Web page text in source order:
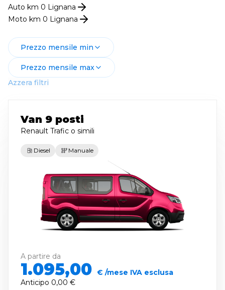
Auto km 0 Lignana
Moto km 0 Lignana
Prezzo mensile min
Prezzo mensile max
Azzera filtri
Van 9 posti
Renault Trafic o simili
Diesel Manuale
A partire da
1.095,00 € /mese IVA esclusa
Anticipo 0,00 €